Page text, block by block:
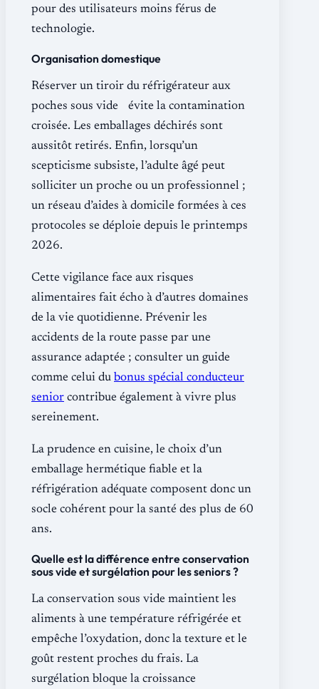
pour des utilisateurs moins férus de
technologie.
Organisation domestique
Réserver un tiroir du réfrigérateur aux
poches sous vide évite la contamination
croisée. Les emballages déchirés sont
aussitôt retirés. Enfin, lorsqu’un
scepticisme subsiste, l’adulte âgé peut
solliciter un proche ou un professionnel ;
un réseau d’aides à domicile formées à ces
protocoles se déploie depuis le printemps
2026.
Cette vigilance face aux risques
alimentaires fait écho à d’autres domaines
de la vie quotidienne. Prévenir les
accidents de la route passe par une
assurance adaptée ; consulter un guide
comme celui du bonus spécial conducteur
senior contribue également à vivre plus
sereinement.
La prudence en cuisine, le choix d’un
emballage hermétique fiable et la
réfrigération adéquate composent donc un
socle cohérent pour la santé des plus de 60
ans.
Quelle est la différence entre conservation
sous vide et surgélation pour les seniors ?
La conservation sous vide maintient les
aliments à une température réfrigérée et
empêche l’oxydation, donc la texture et le
goût restent proches du frais. La
surgélation bloque la croissance